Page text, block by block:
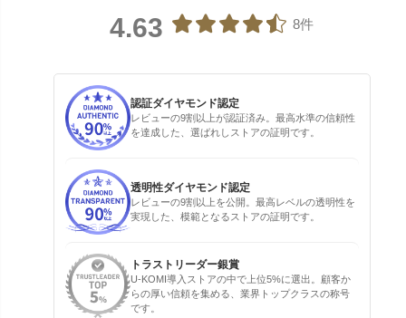
4.63 8件
認証ダイヤモンド認定
レビューの9割以上が認証済み。最高水準の信頼性
を達成した、選ばれしストアの証明です。
透明性ダイヤモンド認定
レビューの9割以上を公開。最高レベルの透明性を
実現した、模範となるストアの証明です。
トラストリーダー銀賞
U-KOMI導入ストアの中で上位5%に選出。顧客か
らの厚い信頼を集める、業界トップクラスの称号
です。